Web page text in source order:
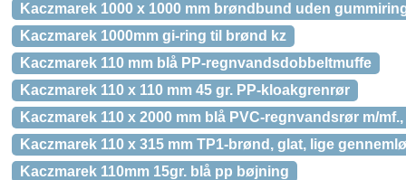
Kaczmarek 1000 x 1000 mm brøndbund uden
Kaczmarek 1000mm gi-ring til brønd kz
Kaczmarek 110 mm blå PP-regnvandsdobbeltmuffe
Kaczmarek 110 x 110 mm 45 gr. PP-kloakgrenrør
Kaczmarek 110 x 2000 mm blå PVC-regnvandsrør m/mf.,
Kaczmarek 110 x 315 mm TP1-brønd, glat, lige
Kaczmarek 110mm 15gr. blå pp bøjning